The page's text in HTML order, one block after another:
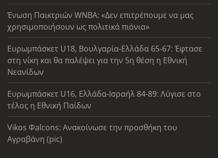
Ένωση Παικτριών WNBA: «Δεν επιτρέπουμε να μας
χρησιμοποιήσουν ως πολιτικά πιόνια»
Ευρωμπάσκετ U18, Βουλγαρία-Ελλάδα 65-67: Έφτασε
στη νίκη και θα παλέψει για την 5η θέση η Εθνική
Νεανίδων
Ευρωμπάσκετ U16, Ελλάδα-Ισραήλ 84-89: Λύγισε στο
τέλος η Εθνική Παίδων
Vikos Φalcons: Ανακοίνωσε την προσθήκη του
Αγραβάνη (pic)